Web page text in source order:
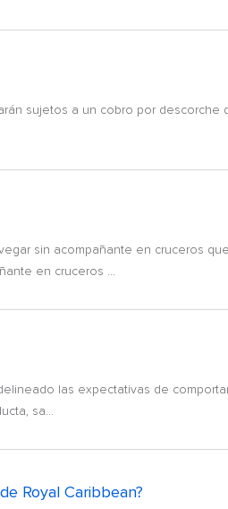
sujetos a un cobro por descorche
sin acompañante en cruceros
en cruceros ...
las expectativas de
sa...
Royal Caribbean?